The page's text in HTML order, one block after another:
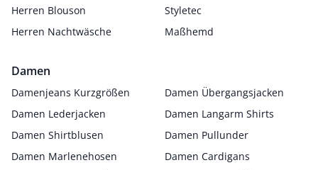
Herren Blouson
Styletec
Herren Nachtwäsche
Maßhemd
Damen
Damenjeans Kurzgrößen
Damen Übergangsjacken
Damen Lederjacken
Damen Langarm Shirts
Damen Shirtblusen
Damen Pullunder
Damen Marlenehosen
Damen Cardigans